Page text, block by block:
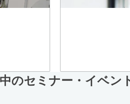
のセミナー・イベン